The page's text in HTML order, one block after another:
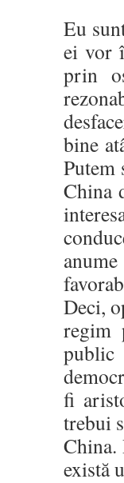
Eu
ei vor
prin
bine
Putem
China
Deci,
regim
public
fi
trebui
China.
există